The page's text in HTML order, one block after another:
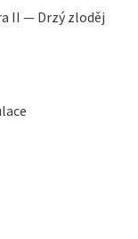
II — Drzý zloděj